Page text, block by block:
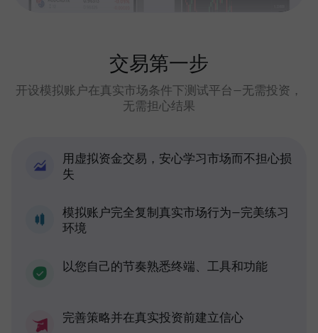
交易第一步
开设模拟账户在真实市场条件下测试平台—无需投资，
无需担心结果
用虚拟资金交易，安心学习市场而不担心损
失
模拟账户完全复制真实市场行为—完美练习
环境
以您自己的节奏熟悉终端、工具和功能
完善策略并在真实投资前建立信心